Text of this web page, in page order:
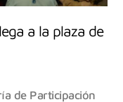
a la plaza de
de Participación